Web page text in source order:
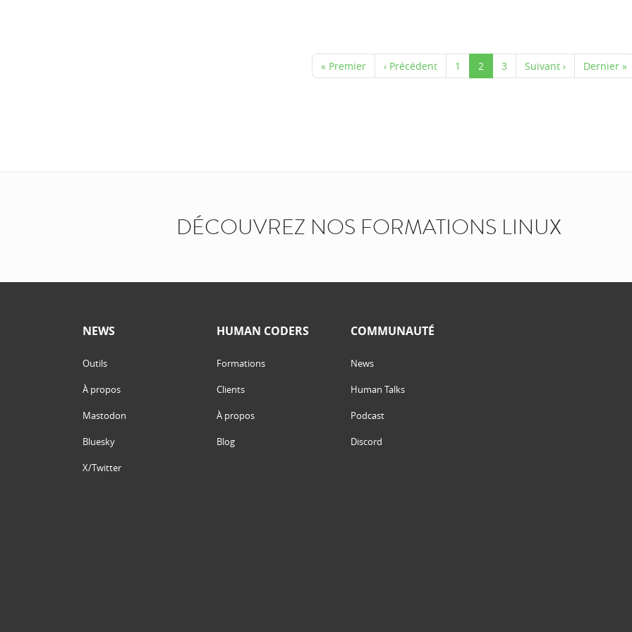
« Premier ‹ Précédent 1 2 3 Suivant › Dernier »
DÉCOUVREZ NOS FORMATIONS LINUX
NEWS
Outils
À propos
Mastodon
Bluesky
X/Twitter
HUMAN CODERS
Formations
Clients
À propos
Blog
COMMUNAUTÉ
News
Human Talks
Podcast
Discord